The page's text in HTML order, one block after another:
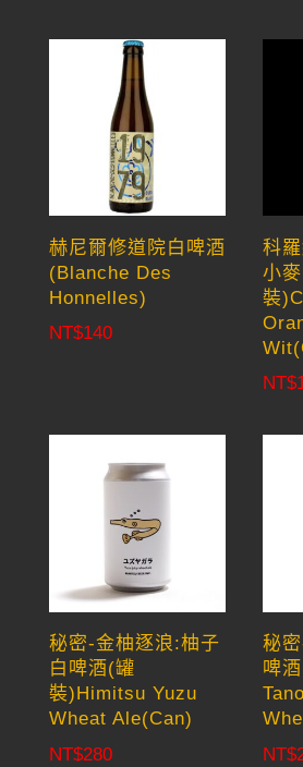
赫尼爾修道院白啤酒
(Blanche Des
Honnelles)
NT$140
科
小
裝
NT$
秘密-金柚逐浪:柚子
白啤酒(罐
裝)Himitsu Yuzu
Wheat Ale(Can)
NT$280
秘
啤
NT$